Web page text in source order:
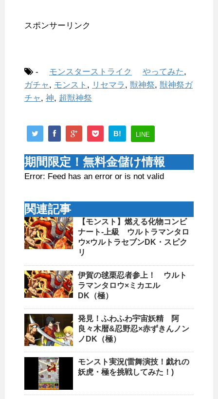
スポンサーリンク
- モンスターストライク やってみた,
ガチャ, モンスト , リセマラ , 獣神祭, 獣神祭ガ
チャ, 神, 超獣神祭
B! LINE
期間限定！無料金儲け情報
Error: Feed has an error or is not valid
関連記事
【モンスト】燃える化物コンビ
ナート-上級 ウルトラマンタロ
ウ×ウルトラセブンDK・スピク
リ
伊賀の毬栗忍者参上！ ウルト
ラマンタロウ×ミカエル
DK（極）
発見！ふわふわ宇宙妖精 阿
良々木暦&忍野忍×赤ずきんノン
ノDK（極）
モンスト実況(雷舞演技！戯れの
妖虎・極を挑戦してみた！)